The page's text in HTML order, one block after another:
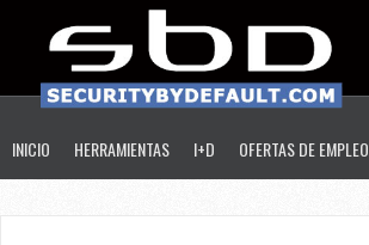
INICIO HERRAMIENTAS I+D OFERTAS DE EMPLEO